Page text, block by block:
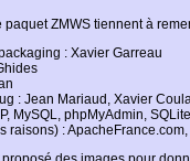
ZMWS tiennent à
: Xavier Garreau
: Jean Mariaud, Xavier
MySQL, phpMyAdmin,
raisons) :